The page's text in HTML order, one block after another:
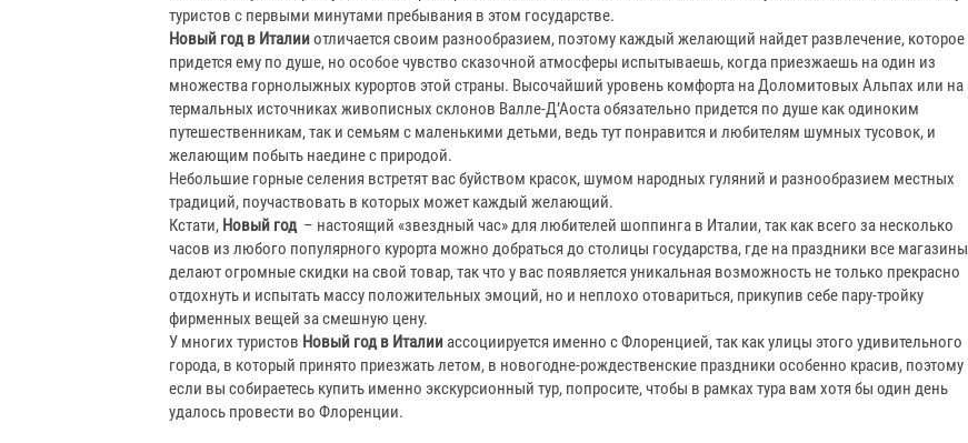
туристов с первыми минутами пребывания в этом государстве.
Новый год в Италииотличается своим разнообразием, поэтому каждый желающий найдет развлечение, которое
придется ему по душе, но особое чувство сказочной атмосферы испытываешь, когда приезжаешь на один из
множества горнолыжных курортов этой страны. Высочайший уровень комфорта на Доломитовых Альпах или на
термальных источниках живописных склонов Валле-Д’Аоста обязательно придется по душе как одиноким
путешественникам, так и семьям с маленькими детьми, ведь тут понравится и любителям шумных тусовок, и
желающим побыть наедине с природой.
Небольшие горные селения встретят вас буйством красок, шумом народных гуляний и разнообразием местных
традиций, поучаствовать в которых может каждый желающий.
Кстати, Новый год – настоящий «звездный час» для любителей шоппинга в Италии, так как всего за несколько
часов из любого популярного курорта можно добраться до столицы государства, где на праздники все магазины
делают огромные скидки на свой товар, так что у вас появляется уникальная возможность не только прекрасно
отдохнуть и испытать массу положительных эмоций, но и неплохо отовариться, прикупив себе пару-тройку
фирменных вещей за смешную цену.
У многих туристов Новый год в Италии ассоциируется именно с Флоренцией, так как улицы этого удивительного
города, в который принято приезжать летом, в новогодне-рождественские праздники особенно красив, поэтому
если вы собираетесь купить именно экскурсионный тур, попросите, чтобы в рамках тура вам хотя бы один день
удалось провести во Флоренции.